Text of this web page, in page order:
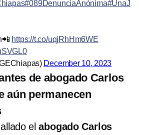
#089DenunciaAnónima#UnaJ
https://t.co/uqjRhHm6WE
December 10, 2023
de abogado Carlos
aún permanecen
elabogado Carlos